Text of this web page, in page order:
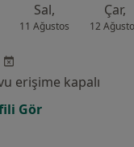
Sal,
11 Ağustos
Çar,
12
erişime kapalı
Gör